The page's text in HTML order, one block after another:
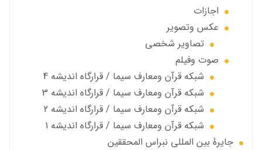
اجازات
عكس وتصوير
تصاوير شخصى
صوت وفیلم
شبكه قرآن ومعارف سيما / قرارگاه انديشه 4
شبكه قرآن ومعارف سيما / قرارگاه انديشه 3
شبكه قرآن ومعارف سيما / قرارگاه انديشه 2
شبكه قرآن ومعارف سيما / قرارگاه انديشه 1
جايرهٔ بین المللی نبراس المحققین